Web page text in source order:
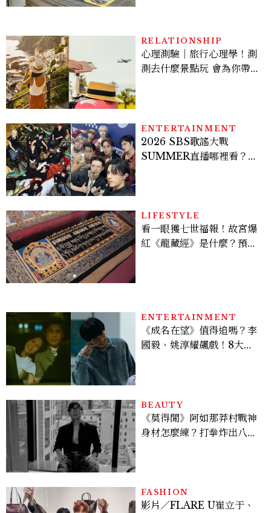
RELATIONSHIP
心理測驗｜旅行心理學！測
測去什麼景點玩 會為你帶來
ENTERTAINMENT
2026 SBS歌謠大戰
SUMMER直播哪裡看？
LIFESTYLE
看一眼獲七世福報！故宮爆
紅《龍藏經》是什麼？預約
ENTERTAINMENT
《成名在望》值得追嗎？李
國毅、姚淳耀飆戲！8大看
BEAUTY
《莫得閒》阿如那莽村戰神
身材怎麼練？打拳炸出八塊
FASHION
影片／FLARE U崔立于、